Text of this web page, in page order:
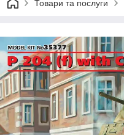
Товари та послуги